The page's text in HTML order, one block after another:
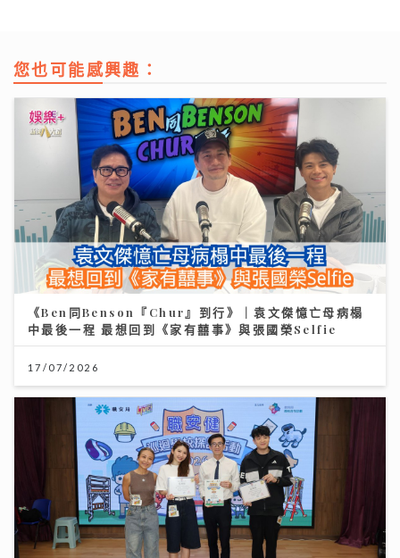
您也可能感興趣：
《Ben同Benson『Chur』到行》｜袁文傑憶亡母病榻
中最後一程 最想回到《家有囍事》與張國榮Selfie
17/07/2026